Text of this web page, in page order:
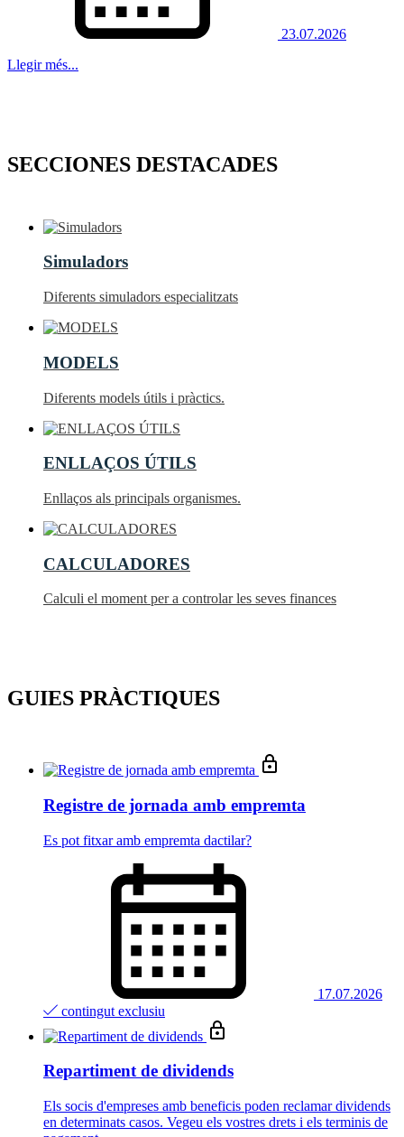
23.07.2026
Llegir més...
SECCIONES DESTACADES
Simuladors
Diferents simuladors especialitzats
MODELS
Diferents models útils i pràctics.
ENLLAÇOS ÚTILS
Enllaços als principals organismes.
CALCULADORES
Calculi el moment per a controlar les seves finances
GUIES PRÀCTIQUES
Registre de jornada amb empremta
Es pot fitxar amb empremta dactilar?
17.07.2026
contingut exclusiu
Repartiment de dividends
Els socis d'empreses amb beneficis poden reclamar dividends
en determinats casos. Vegeu els vostres drets i els terminis de